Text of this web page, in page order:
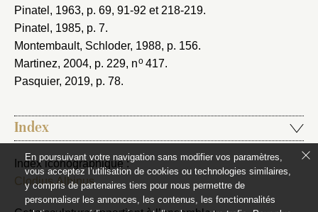
Pinatel, 1963, p. 69, 91-92 et 218-219.
Pinatel, 1985, p. 7.
Montembault, Schloder, 1988, p. 156.
Martinez, 2004, p. 229, no417.
Pasquier, 2019, p. 78.
Index
Index iconographique :
Clodius Albinus
En poursuivant votre navigation sans modifier vos paramètres,
vous acceptez l’utilisation de cookies ou technologies similaires,
y compris de partenaires tiers pour nous permettre de
personnaliser les annonces, les contenus, les fonctionnalités